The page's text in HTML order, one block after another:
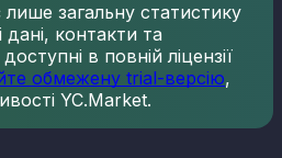
загальну статистику
контакти та
в повній ліцензії
обмежену trial-версію,
YC.Market.